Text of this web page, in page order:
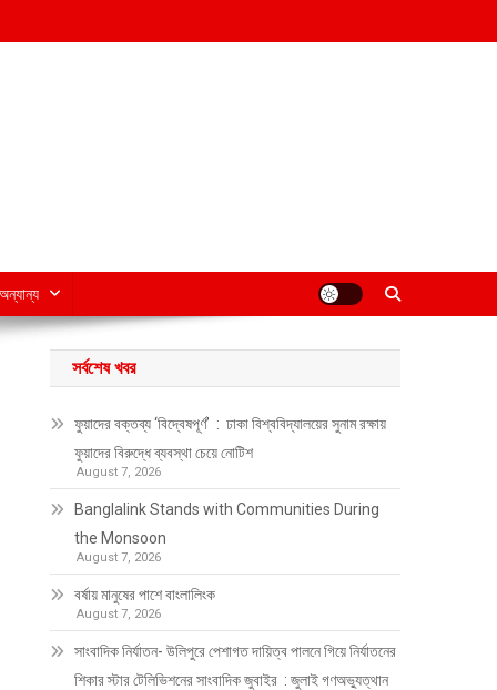
অন্যান্য
সর্বশেষ খবর
ফুয়াদের বক্তব্য ‘বিদ্বেষপূর্ণ’ : ঢাকা বিশ্ববিদ্যালয়ের সুনাম রক্ষায়
ফুয়াদের বিরুদ্ধে ব্যবস্থা চেয়ে নোটিশ
August 7, 2026
Banglalink Stands with Communities During
the Monsoon
August 7, 2026
বর্ষায় মানুষের পাশে বাংলালিংক
August 7, 2026
সাংবাদিক নির্যাতন- উলিপুরে পেশাগত দায়িত্ব পালনে গিয়ে নির্যাতনের
শিকার স্টার টেলিভিশনের সাংবাদিক জুবাইর : জুলাই গণঅভ্যুত্থান